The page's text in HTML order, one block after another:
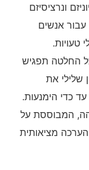
ונרציסיזם
אנשים
טעויות.
החלטה תפגיש
שלילי את
כדי הימנעות.
המבוססת על
מציאותית